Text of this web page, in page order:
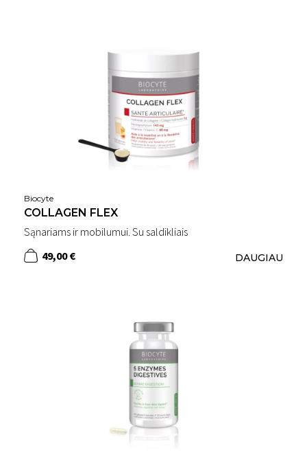
Biocyte
COLLAGEN FLEX
Sąnariams ir mobilumui. Su saldikliais
49,00 €
DAUGIAU